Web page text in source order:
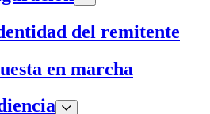
del remitente
en marcha